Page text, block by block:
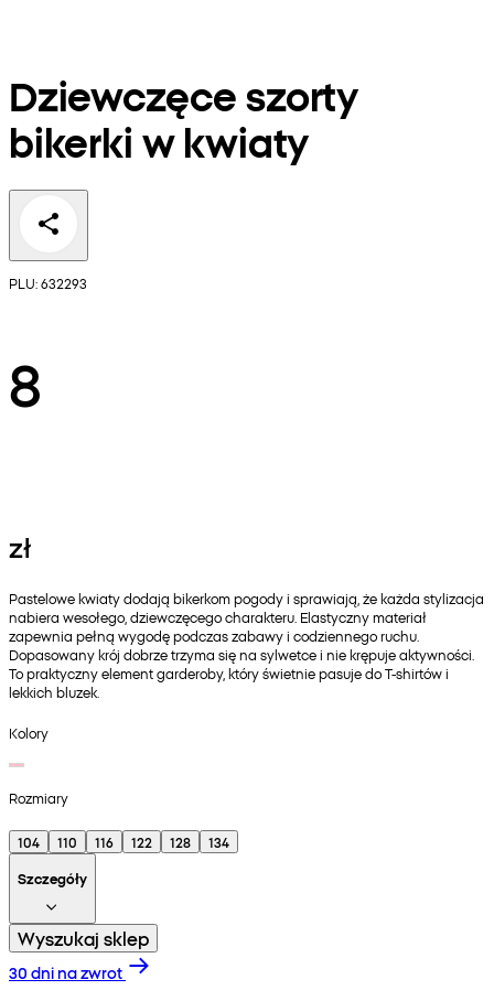
Dziewczęce szorty
bikerki w kwiaty
PLU: 632293
8
zł
Pastelowe kwiaty dodają bikerkom pogody i sprawiają, że każda stylizacja
nabiera wesołego, dziewczęcego charakteru. Elastyczny materiał
zapewnia pełną wygodę podczas zabawy i codziennego ruchu.
Dopasowany krój dobrze trzyma się na sylwetce i nie krępuje aktywności.
To praktyczny element garderoby, który świetnie pasuje do T‑shirtów i
lekkich bluzek.
Kolory
Rozmiary
104 110 116 122 128
134
Szczegóły
Wyszukaj sklep
30 dni na zwrot